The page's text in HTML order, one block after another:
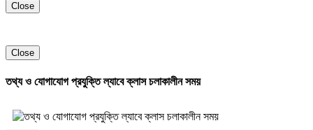
Close
Close
তথ্য ও যোগাযোগ প্রযুক্তি ল্যাবে ক্লাস চলাকালীন সময়